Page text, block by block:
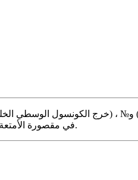
№ 4 (ولاعة السيجار) في صندوق الأمتعة (2010-2011) ، أو الصمامات №2 (لوحة الفتيل البني C) في مقصورة الأمتعة (2013-2016).